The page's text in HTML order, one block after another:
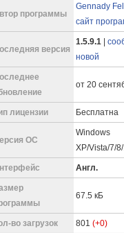
программы
Gennady
сайт
версия
1.5.9.1
новой
от 20
лицензии Бесплатна
ОС
Windows
XP/Vista/7/
Англ.
67.5 кБ
во загрузок 801 (+0)